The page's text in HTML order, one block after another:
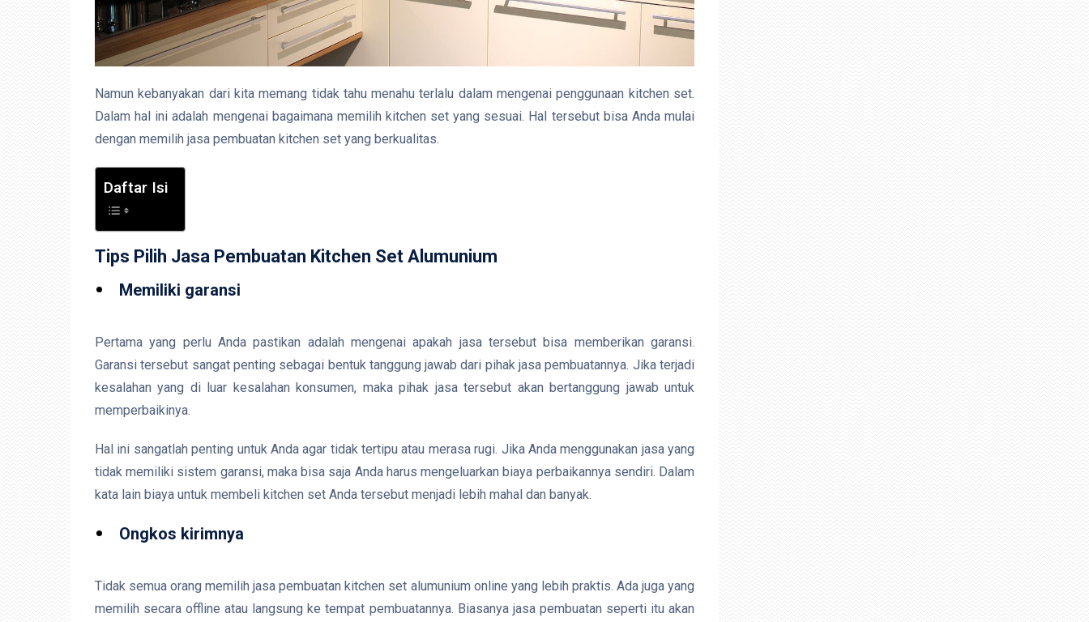
Namun kebanyakan dari kita memang tidak tahu menahu terlalu dalam mengenai penggunaan kitchen set.
Dalam hal ini adalah mengenai bagaimana memilih kitchen set yang sesuai. Hal tersebut bisa Anda mulai
dengan memilih jasa pembuatan kitchen set yang berkualitas.
Daftar Isi
Tips Pilih Jasa Pembuatan Kitchen Set Alumunium
Memiliki garansi
Pertama yang perlu Anda pastikan adalah mengenai apakah jasa tersebut bisa memberikan garansi.
Garansi tersebut sangat penting sebagai bentuk tanggung jawab dari pihak jasa pembuatannya. Jika terjadi
kesalahan yang di luar kesalahan konsumen, maka pihak jasa tersebut akan bertanggung jawab untuk
memperbaikinya.
Hal ini sangatlah penting untuk Anda agar tidak tertipu atau merasa rugi. Jika Anda menggunakan jasa yang
tidak memiliki sistem garansi, maka bisa saja Anda harus mengeluarkan biaya perbaikannya sendiri. Dalam
kata lain biaya untuk membeli kitchen set Anda tersebut menjadi lebih mahal dan banyak.
Ongkos kirimnya
Tidak semua orang memilih jasa pembuatan kitchen set alumunium online yang lebih praktis. Ada juga yang
memilih secara offline atau langsung ke tempat pembuatannya. Biasanya jasa pembuatan seperti itu akan